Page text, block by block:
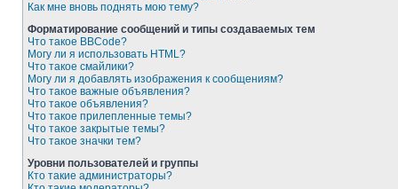
Как мне вновь поднять мою тему?
Форматирование сообщений и типы создаваемых тем
Что такое BBCode?
Могу ли я использовать HTML?
Что такое смайлики?
Могу ли я добавлять изображения к сообщениям?
Что такое важные объявления?
Что такое объявления?
Что такое прилепленные темы?
Что такое закрытые темы?
Что такое значки тем?
Уровни пользователей и группы
Кто такие администраторы?